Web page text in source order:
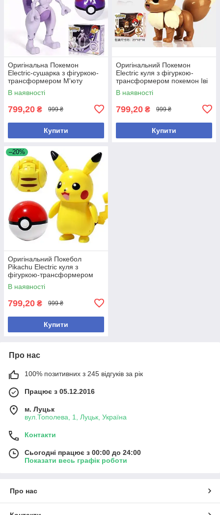
Оригінальна Покемон
Electric-сушарка з фігуркою-
трансформером М'юту
В наявності
799,20 ₴ 999 ₴
Купити
Оригінальний Покемон
Electric куля з фігуркою-
трансформером покемон Іві
пошкоджена коробка
В наявності
799,20 ₴ 999 ₴
Купити
–20%
Оригінальний Покебол
Pikachu Electric куля з
фігуркою-трансформером
Покемон Пікачу
В наявності
799,20 ₴ 999 ₴
Купити
Про нас
100% позитивних з 245 відгуків за рік
Працює з 05.12.2016
м. Луцьк
вул.Тополева, 1, Луцьк, Україна
Контакти
Сьогодні працює з 00:00 до 24:00
Показати весь графік роботи
Про нас